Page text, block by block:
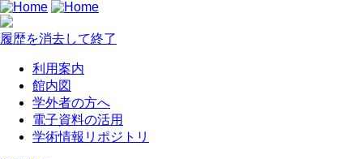
履歴を消去して終了
利用案内
館内図
学外者の方へ
電子資料の活用
学術情報リポジトリ